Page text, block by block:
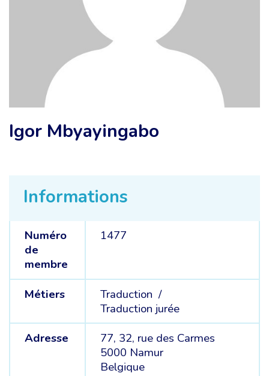
Informations
Numéro
de
membre
1477
Métiers
Traduction /
Traduction jurée
Adresse
77, 32, rue des Carmes
5000 Namur
Belgique
Igor Mbyayingabo